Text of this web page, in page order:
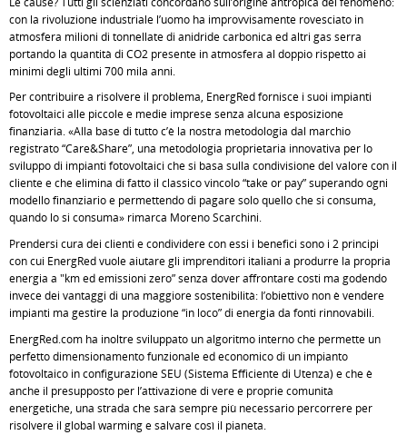
con la rivoluzione industriale l’uomo ha improvvisamente rovesciato in
atmosfera milioni di tonnellate di anidride carbonica ed altri gas serra
portando la quantità di CO2 presente in atmosfera al doppio rispetto ai
minimi degli ultimi 700 mila anni.
Per contribuire a risolvere il problema, EnergRed fornisce i suoi impianti
fotovoltaici alle piccole e medie imprese senza alcuna esposizione
finanziaria. «Alla base di tutto c’è la nostra metodologia dal marchio
registrato “Care&Share”, una metodologia proprietaria innovativa per lo
sviluppo di impianti fotovoltaici che si basa sulla condivisione del valore con il
cliente e che elimina di fatto il classico vincolo “take or pay” superando ogni
modello finanziario e permettendo di pagare solo quello che si consuma,
quando lo si consuma» rimarca Moreno Scarchini.
Prendersi cura dei clienti e condividere con essi i benefici sono i 2 principi
con cui EnergRed vuole aiutare gli imprenditori italiani a produrre la propria
energia a "km ed emissioni zero” senza dover affrontare costi ma godendo
invece dei vantaggi di una maggiore sostenibilità: l’obiettivo non è vendere
impianti ma gestire la produzione “in loco” di energia da fonti rinnovabili.
EnergRed.com ha inoltre sviluppato un algoritmo interno che permette un
perfetto dimensionamento funzionale ed economico di un impianto
fotovoltaico in configurazione SEU (Sistema Efficiente di Utenza) e che è
anche il presupposto per l’attivazione di vere e proprie comunità
energetiche, una strada che sarà sempre più necessario percorrere per
risolvere il global warming e salvare così il pianeta.